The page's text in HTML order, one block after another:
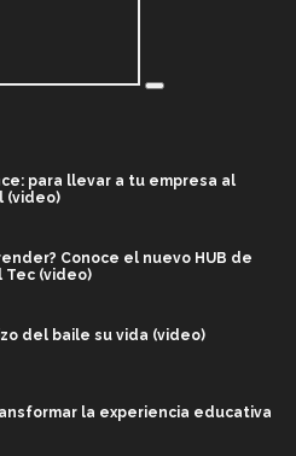
para llevar a tu empresa al
(video)
Conoce el nuevo HUB de
Tec (video)
del baile su vida (video)
la experiencia educativa